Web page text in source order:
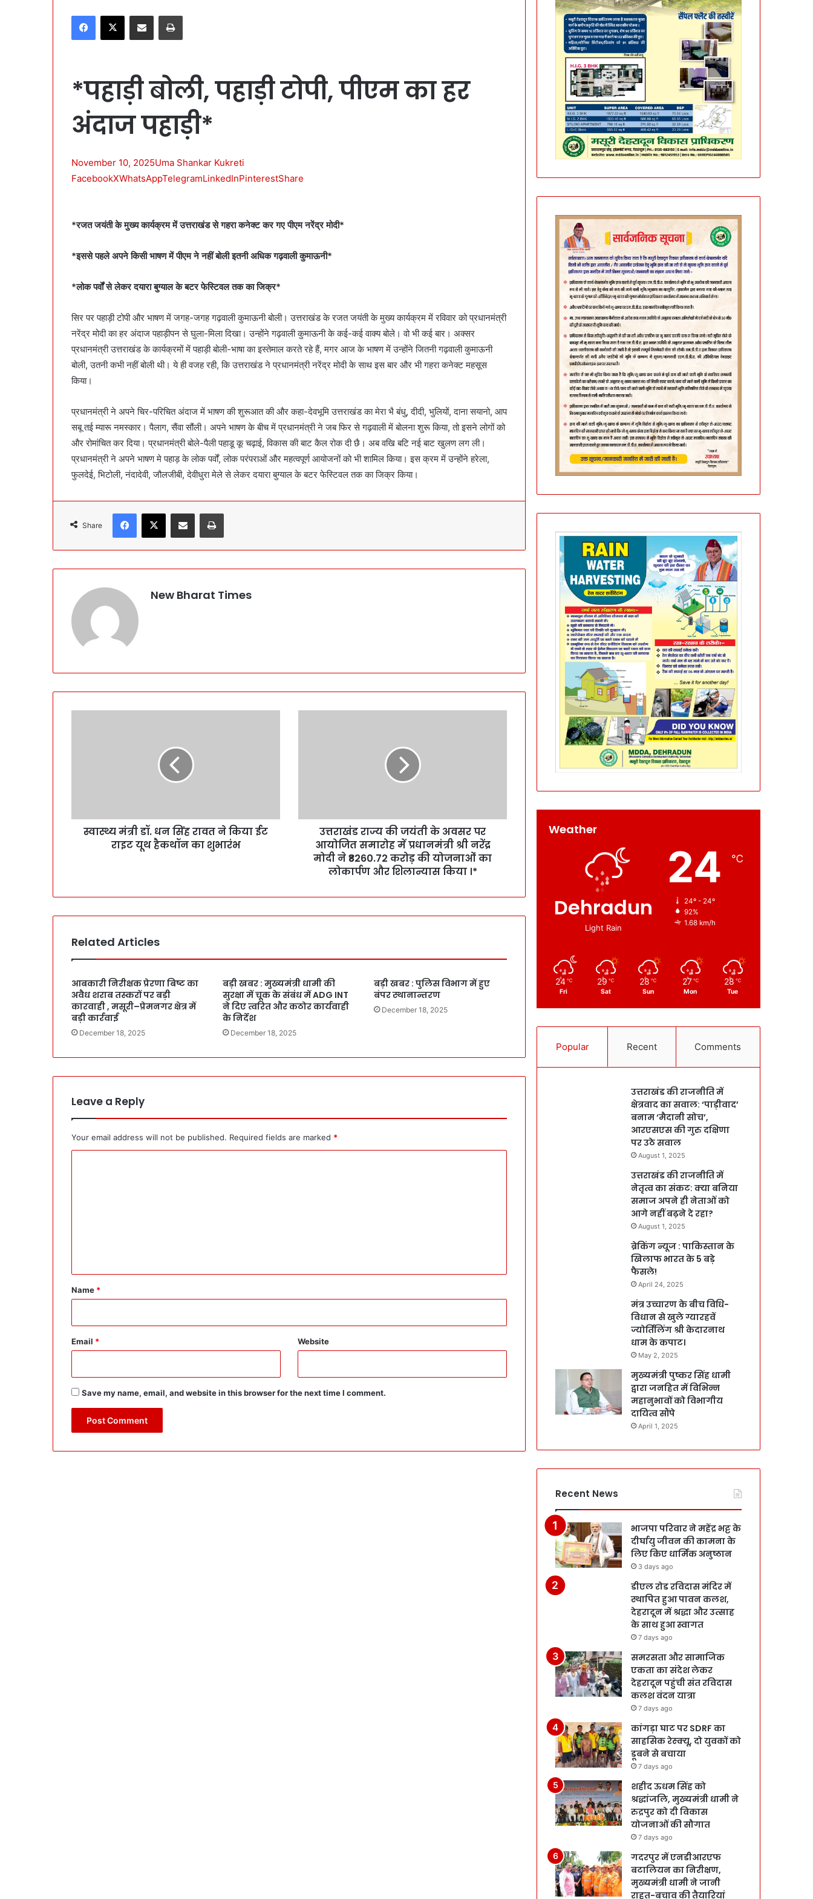
n
d
e
i
l
*पहाड़ी बोली, पहाड़ी टोपी, पीएम का हर
अंदाज पहाड़ी*
November 10, 2025Uma Shankar Kukreti
FacebookXWhatsAppTelegramLinkedInPinterestShare
*रजत जयंती के मुख्य कार्यक्रम में उत्तराखंड से गहरा कनेक्ट कर गए पीएम नरेंद्र मोदी*
*इससे पहले अपने किसी भाषण में पीएम ने नहीं बोली इतनी अधिक गढ़वाली कुमाऊनी*
*लोक पर्वों से लेकर दयारा बुग्याल के बटर फेस्टिवल तक का जिक्र*
सिर पर पहाड़ी टोपी और भाषण में जगह-जगह गढ़वाली कुमाऊनी बोली। उत्तराखंड के रजत जयंती के मुख्य कार्यक्रम में रविवार को प्रधानमंत्री
नरेंद्र मोदी का हर अंदाज पहाड़ीपन से घुला-मिला दिखा। उन्होंने गढ़वाली कुमाऊनी के कई-कई वाक्य बोले। वो भी कई बार। अक्सर
प्रधानमंत्री उत्तराखंड के कार्यक्रमों में पहाड़ी बोली-भाषा का इस्तेमाल करते रहे हैं, मगर आज के भाषण में उन्होंने जितनी गढ़वाली कुमाऊनी
बोली, उतनी कभी नहीं बोली थी। ये ही वजह रही, कि उत्तराखंड ने प्रधानमंत्री नरेंद्र मोदी के साथ इस बार और भी गहरा कनेक्ट महसूस
किया।
प्रधानमंत्री ने अपने चिर-परिचित अंदाज में भाषण की शुरूआत की और कहा-देवभूमि उत्तराखंड का मेरा भै बंधु, दीदी, भुलियों, दाना सयानो, आप
सबू तई म्यारू नमस्कार। पैलाग, सैंवा सौंली। अपने भाषण के बीच में प्रधानमंत्री ने जब फिर से गढ़वाली में बोलना शुरू किया, तो इसने लोगों को
और रोमांचित कर दिया। प्रधानमंत्री बोले-पैली पहाडू कू चढ़ाई, विकास की बाट कैल रोक दी छै। अब वखि बटि नई बाट खुलण लग ली।
प्रधानमंत्री ने अपने भाषण मे पहाड़ के लोक पर्वों, लोक परंपराओं और महत्वपूर्ण आयोजनों को भी शामिल किया। इस क्रम में उन्होंने हरेला,
फुलदेई, भिटोली, नंदादेवी, जौलजीबी, देवीधुरा मेले से लेकर दयारा बुग्याल के बटर फेस्टिवल तक का जिक्र किया।
Share
New Bharat Times
स्वास्थ्य मंत्री डॉ. धन सिंह रावत ने किया ईट
राइट यूथ हैकथॉन का शुभारंभ
उत्तराखंड राज्य की जयंती के अवसर पर
आयोजित समारोह में प्रधानमंत्री श्री नरेंद्र
मोदी ने ₹8260.72 करोड़ की योजनाओं का
लोकार्पण और शिलान्यास किया ।*
Related Articles
आबकारी निरीक्षक प्रेरणा बिष्ट का
अवैध शराब तस्करों पर बड़ी
कारवाही , मसूरी–प्रेमनगर क्षेत्र में
बड़ी कार्रवाई
December 18, 2025
बड़ी खबर : मुख्यमंत्री धामी की
सुरक्षा में चूक के संबंध में ADG INT
ने दिए त्वरित और कठोर कार्यवाही
के निर्देश
December 18, 2025
बड़ी खबर : पुलिस विभाग में हुए
बंपर स्थानान्तरण
December 18, 2025
Leave a Reply
Your email address will not be published. Required fields are marked *
*
Name *
Email * Website
Save my name, email, and website in this browser for the next time I comment.
Weather
Dehradun
Light Rain
24 ℃
24º - 24º
92%
1.68 km/h
24 ℃
Fri
29 ℃
Sat
28 ℃
Sun
27 ℃
Mon
28 ℃
Tue
Popular Recent Comments
उत्तराखंड की राजनीति में
क्षेत्रवाद का सवाल: ‘पाड़ीवाद’
बनाम ‘मैदानी सोच’,
आरएसएस की गुरु दक्षिणा
पर उठे सवाल
August 1, 2025
उत्तराखंड की राजनीति में
नेतृत्व का संकट: क्या बनिया
समाज अपने ही नेताओं को
आगे नहीं बढ़ने दे रहा?
August 1, 2025
ब्रेकिंग न्यूज : पाकिस्तान के
खिलाफ भारत के 5 बड़े
फैसले!
April 24, 2025
मंत्र उच्चारण के बीच विधि-
विधान से खुले ग्यारहवें
ज्योर्तिलिंग श्री केदारनाथ
धाम के कपाट।
May 2, 2025
मुख्यमंत्री पुष्कर सिंह धामी
द्वारा जनहित में विभिन्न
महानुभावों को विभागीय
दायित्व सौंपे
April 1, 2025
Recent News
भाजपा परिवार ने महेंद्र भट्ट के
दीर्घायु जीवन की कामना के
लिए किए धार्मिक अनुष्ठान
3 days ago
डीएल रोड रविदास मंदिर में
स्थापित हुआ पावन कलश,
देहरादून में श्रद्धा और उत्साह
के साथ हुआ स्वागत
7 days ago
समरसता और सामाजिक
एकता का संदेश लेकर
देहरादून पहुंची संत रविदास
कलश वंदन यात्रा
7 days ago
कांगड़ा घाट पर SDRF का
साहसिक रेस्क्यू, दो युवकों को
डूबने से बचाया
7 days ago
शहीद ऊधम सिंह को
श्रद्धांजलि, मुख्यमंत्री धामी ने
रुद्रपुर को दी विकास
योजनाओं की सौगात
7 days ago
गदरपुर में एनडीआरएफ
बटालियन का निरीक्षण,
मुख्यमंत्री धामी ने जानी
राहत-बचाव की तैयारियां